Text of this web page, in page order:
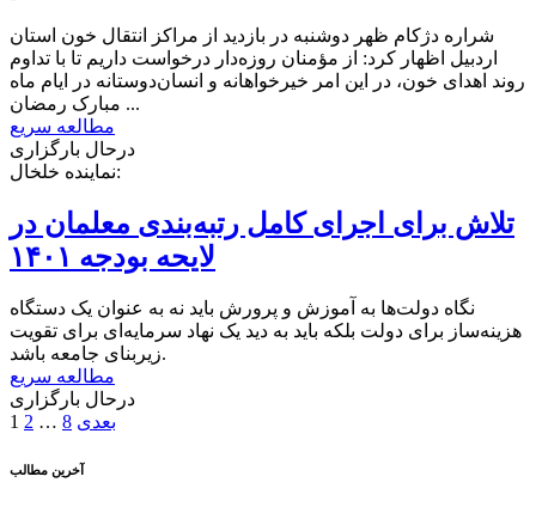
شراره دژکام ظهر دوشنبه در بازدید از مراکز انتقال خون استان
اردبیل اظهار کرد: از مؤمنان روزه‌دار درخواست داریم تا با تداوم
روند اهدای خون، در این امر خیرخواهانه و انسان‌دوستانه در ایام ماه
مبارک رمضان ...
مطالعه سریع
درحال بارگزاری
نماینده خلخال:
تلاش برای اجرای کامل رتبه‌بندی معلمان در
لایحه بودجه ۱۴۰۱
نگاه دولت‌ها به آموزش و پرورش باید نه به عنوان یک دستگاه
هزینه‌ساز برای دولت بلکه باید به دید یک نهاد سرمایه‌ای برای تقویت
زیربنای جامعه باشد.
مطالعه سریع
درحال بارگزاری
صفحه‌بندی
نوشته‌ها
1 2 … 8 بعدی
آخرین مطالب